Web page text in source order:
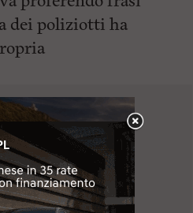
dei poliziotti ha